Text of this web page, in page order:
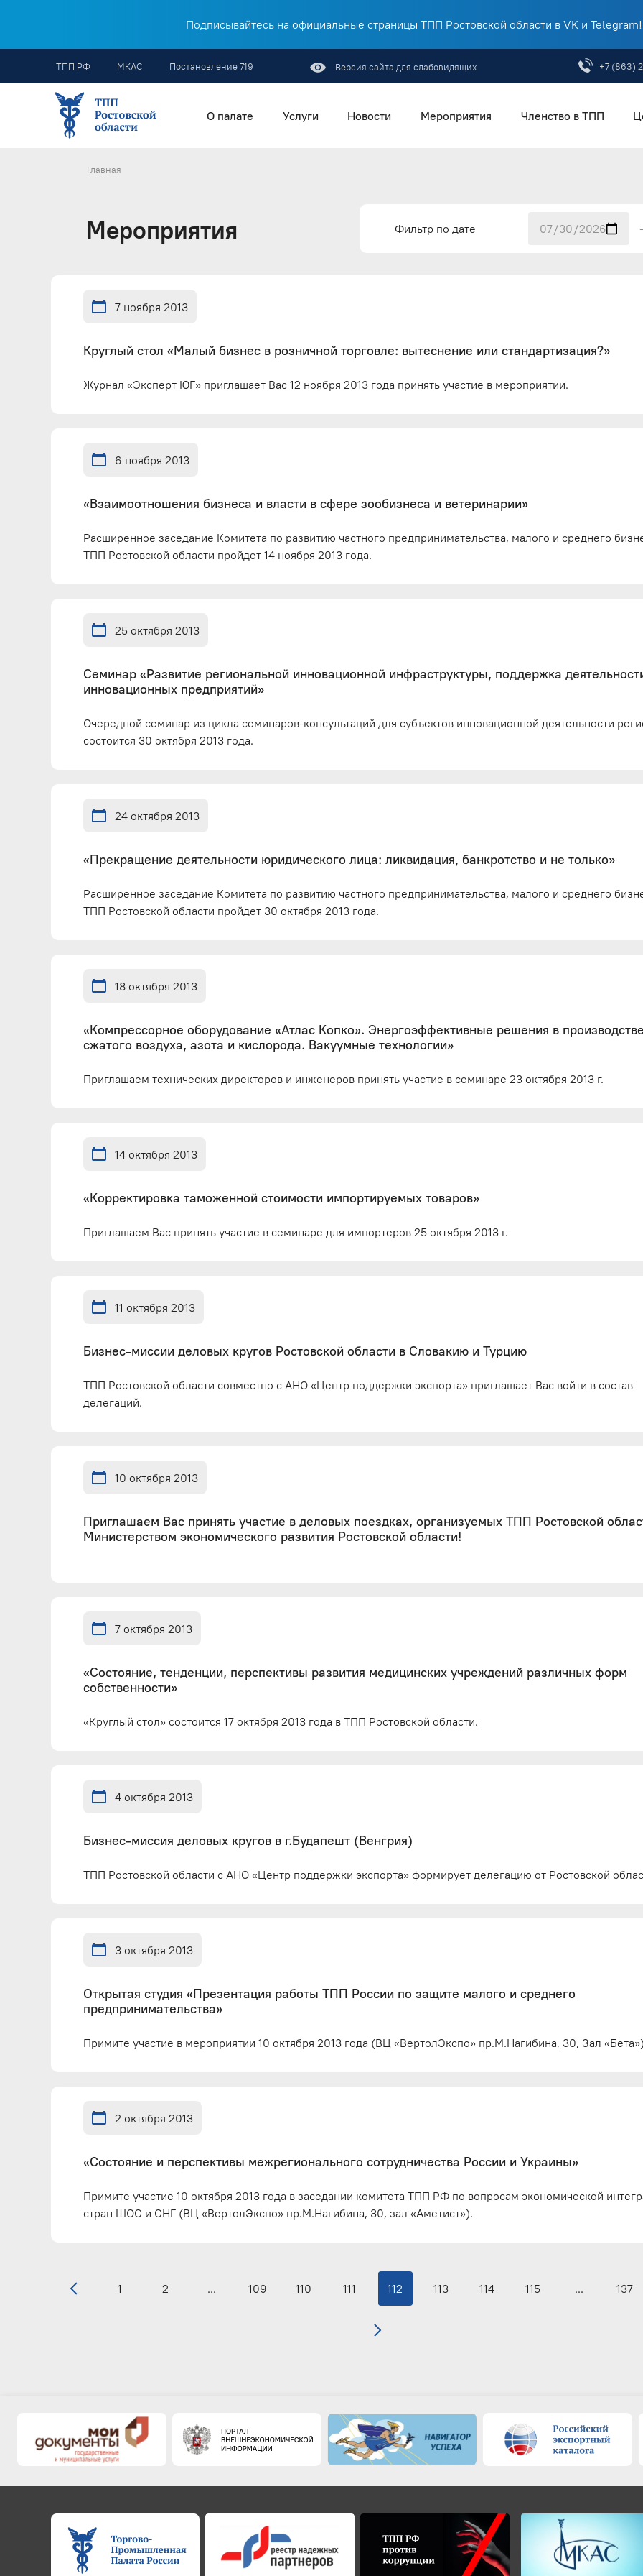
Подписывайтесь на официальные страницы ТПП Ростовской области в VK и
ТПП РФ МКАС Постановление 719 Версия сайта для слабовидящих +7 (863)
О палате Услуги Новости Мероприятия Членство в ТПП
Главная
Мероприятия Фильтр по дате
7 ноября 2013
Круглый стол «Малый бизнес в розничной торговле: вытеснение или стандартизация?»
Журнал «Эксперт ЮГ» приглашает Вас 12 ноября 2013 года принять участие в мероприятии.
6 ноября 2013
«Взаимоотношения бизнеса и власти в сфере зообизнеса и ветеринарии»
Расширенное заседание Комитета по развитию частного предпринимательства, малого и среднего
ТПП Ростовской области пройдет 14 ноября 2013 года.
25 октября 2013
Семинар «Развитие региональной инновационной инфраструктуры, поддержка
инновационных предприятий»
Очередной семинар из цикла семинаров-консультаций для субъектов инновационной деятельности
состоится 30 октября 2013 года.
24 октября 2013
«Прекращение деятельности юридического лица: ликвидация, банкротство и не только»
Расширенное заседание Комитета по развитию частного предпринимательства, малого и среднего
ТПП Ростовской области пройдет 30 октября 2013 года.
18 октября 2013
«Компрессорное оборудование «Атлас Копко». Энергоэффективные решения в
сжатого воздуха, азота и кислорода. Вакуумные технологии»
Приглашаем технических директоров и инженеров принять участие в семинаре 23 октября 2013 г.
14 октября 2013
«Корректировка таможенной стоимости импортируемых товаров»
Приглашаем Вас принять участие в семинаре для импортеров 25 октября 2013 г.
11 октября 2013
Бизнес-миссии деловых кругов Ростовской области в Словакию и Турцию
ТПП Ростовской области совместно с АНО «Центр поддержки экспорта» приглашает Вас войти в состав
делегаций.
10 октября 2013
Приглашаем Вас принять участие в деловых поездках, организуемых ТПП Ростовской
Министерством экономического развития Ростовской области!
7 октября 2013
«Состояние, тенденции, перспективы развития медицинских учреждений различных форм
собственности»
«Круглый стол» состоится 17 октября 2013 года в ТПП Ростовской области.
4 октября 2013
Бизнес-миссия деловых кругов в г.Будапешт (Венгрия)
ТПП Ростовской области с АНО «Центр поддержки экспорта» формирует делегацию от Ростовской
3 октября 2013
Открытая студия «Презентация работы ТПП России по защите малого и среднего
предпринимательства»
Примите участие в мероприятии 10 октября 2013 года (ВЦ «ВертолЭкспо» пр.М.Нагибина, 30, Зал
2 октября 2013
«Состояние и перспективы межрегионального сотрудничества России и Украины»
Примите участие 10 октября 2013 года в заседании комитета ТПП РФ по вопросам экономической
стран ШОС и СНГ (ВЦ «ВертолЭкспо» пр.М.Нагибина, 30, зал «Аметист»).
1 2 ... 109 110 111 112 113 114 115 ... 137